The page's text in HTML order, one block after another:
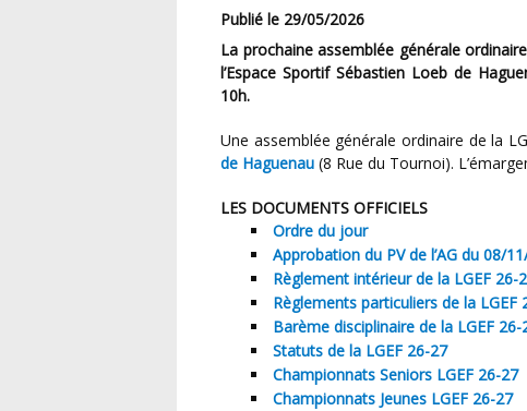
Publié le 29/05/2026
La prochaine assemblée générale ordinaire de la Ligue Grand Est de Football aura pour cadre
l’Espace Sportif Sébastien Loeb de
10h.
Une assemblée générale ordinaire de la
de Haguenau (8 Rue du Tournoi).
LES DOCUMENTS OFFICIELS
Ordre du jour
Approbation du PV de l’AG du 08/
Règlement intérieur de la LGEF 26-
Règlements particuliers de la LGEF
Barème disciplinaire de la LGEF 26-
Statuts de la LGEF 26-27
Championnats Seniors LGEF 26-27
Championnats Jeunes LGEF 26-27